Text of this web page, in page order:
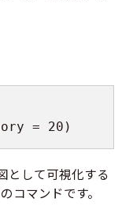
= 20 )
として可視化する
コマンドです。